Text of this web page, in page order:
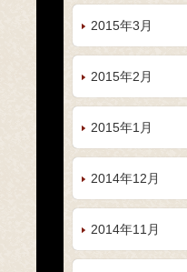
2015年3月
2015年2月
2015年1月
2014年12月
2014年11月